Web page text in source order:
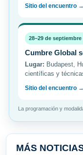
Sitio del encuentro →
28–29 de septiembre
Cumbre Global
Lugar: Budapest,
científicas y
Sitio del encuentro →
La programación y
MÁS